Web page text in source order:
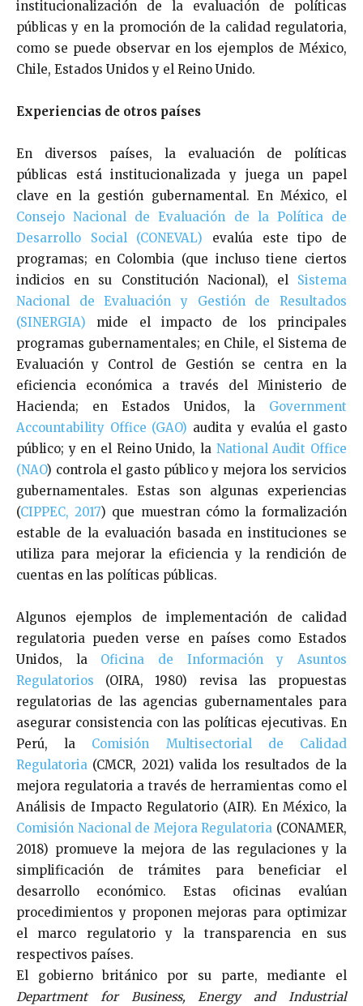
institucionalización de la evaluación de políticas
públicas y en la promoción de la calidad regulatoria,
como se puede observar en los ejemplos de México,
Chile, Estados Unidos y el Reino Unido.
Experiencias de otros países
En diversos países, la evaluación de políticas
públicas está institucionalizada y juega un papel
clave en la gestión gubernamental. En México, el
Consejo Nacional de Evaluación de la Política de
Desarrollo Social (CONEVAL) evalúa este tipo de
programas; en Colombia (que incluso tiene ciertos
indicios en su Constitución Nacional), el Sistema
Nacional de Evaluación y Gestión de Resultados
(SINERGIA) mide el impacto de los principales
programas gubernamentales; en Chile, el Sistema de
Evaluación y Control de Gestión se centra en la
eficiencia económica a través del Ministerio de
Hacienda; en Estados Unidos, la Government
Accountability Office (GAO) audita y evalúa el gasto
público; y en el Reino Unido, la National Audit Office
(NAO) controla el gasto público y mejora los servicios
gubernamentales. Estas son algunas experiencias
(CIPPEC, 2017) que muestran cómo la formalización
estable de la evaluación basada en instituciones se
utiliza para mejorar la eficiencia y la rendición de
cuentas en las políticas públicas.
Algunos ejemplos de implementación de calidad
regulatoria pueden verse en países como Estados
Unidos, la Oficina de Información y Asuntos
Regulatorios (OIRA, 1980) revisa las propuestas
regulatorias de las agencias gubernamentales para
asegurar consistencia con las políticas ejecutivas. En
Perú, la Comisión Multisectorial de Calidad
Regulatoria (CMCR, 2021) valida los resultados de la
mejora regulatoria a través de herramientas como el
Análisis de Impacto Regulatorio (AIR). En México, la
Comisión Nacional de Mejora Regulatoria (CONAMER,
2018) promueve la mejora de las regulaciones y la
simplificación de trámites para beneficiar el
desarrollo económico. Estas oficinas evalúan
procedimientos y proponen mejoras para optimizar
el marco regulatorio y la transparencia en sus
respectivos países.
El gobierno británico por su parte, mediante el
Department for Business, Energy and Industrial